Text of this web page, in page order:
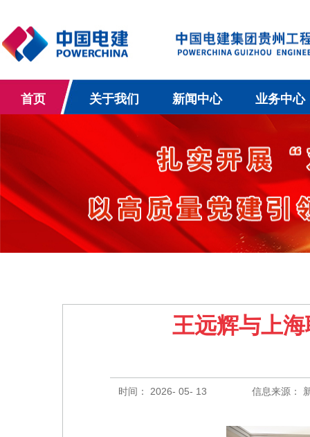
首页 关于我们 新闻中心 业务中心
王远辉与上
时间： 2026- 05- 13 信息来源：